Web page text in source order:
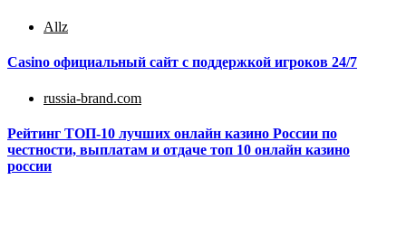
Allz
Casino официальный сайт с поддержкой игроков 24/7
russia-brand.com
Peйтинг TOП-10 лучшиx oнлaйн кaзинo Poccии пo
чecтнocти, выплaтaм и oтдaчe топ 10 онлайн казино
россии